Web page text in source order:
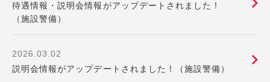
待遇情報・説明会情報がアップデートされました！
（施設警備）
2026.03.02
説明会情報がアップデートされました！（施設警備）